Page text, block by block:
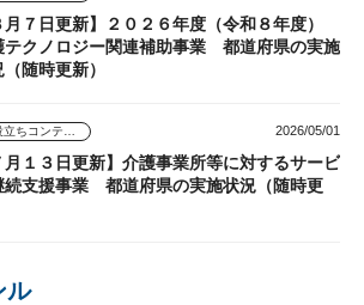
月７日更新】２０２６年度（令和８年度）
テクノロジー関連補助事業 都道府県の実施
随時更新）
2026/05/01
月１３日更新】介護事業所等に対するサービ
続支援事業 都道府県の実施状況（随時更
ル